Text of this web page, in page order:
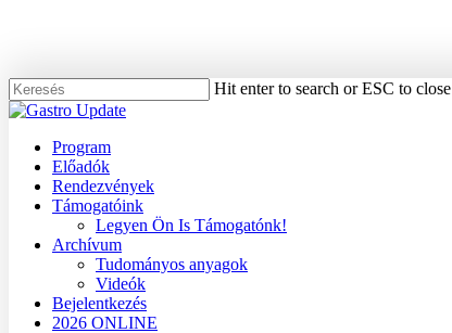
content
Hit enter to search or ESC to close
Close
Menu
Program
Előadók
Rendezvények
Támogatóink
Legyen Ön Is Támogatónk!
Archívum
Tudományos anyagok
Videók
Bejelentkezés
2026 ONLINE